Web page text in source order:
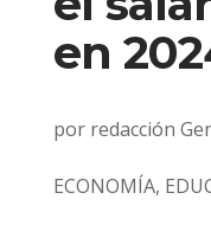
en
por redacción
ECONOMÍA,